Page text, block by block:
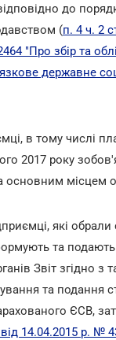
до
(п. 4 ч. 2
"Про збір та
державне
в тому числі
2017 року
основним місцем
які
та подають
Звіт згідно з
та подання
ЄСВ,
14.04.2015 р. №